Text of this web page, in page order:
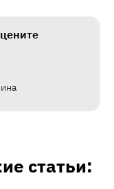
статьи: